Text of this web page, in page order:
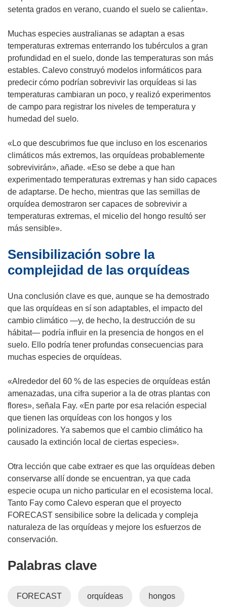
setenta grados en verano, cuando el suelo se calienta».
Muchas especies australianas se adaptan a esas
temperaturas extremas enterrando los tubérculos a gran
profundidad en el suelo, donde las temperaturas son más
estables. Calevo construyó modelos informáticos para
predecir cómo podrían sobrevivir las orquídeas si las
temperaturas cambiaran un poco, y realizó experimentos
de campo para registrar los niveles de temperatura y
humedad del suelo.
«Lo que descubrimos fue que incluso en los escenarios
climáticos más extremos, las orquídeas probablemente
sobrevivirán», añade. «Eso se debe a que han
experimentado temperaturas extremas y han sido capaces
de adaptarse. De hecho, mientras que las semillas de
orquídea demostraron ser capaces de sobrevivir a
temperaturas extremas, el micelio del hongo resultó ser
más sensible».
Sensibilización sobre la
complejidad de las orquídeas
Una conclusión clave es que, aunque se ha demostrado
que las orquídeas en sí son adaptables, el impacto del
cambio climático —y, de hecho, la destrucción de su
hábitat— podría influir en la presencia de hongos en el
suelo. Ello podría tener profundas consecuencias para
muchas especies de orquídeas.
«Alrededor del 60 % de las especies de orquídeas están
amenazadas, una cifra superior a la de otras plantas con
flores», señala Fay. «En parte por esa relación especial
que tienen las orquídeas con los hongos y los
polinizadores. Ya sabemos que el cambio climático ha
causado la extinción local de ciertas especies».
Otra lección que cabe extraer es que las orquídeas deben
conservarse allí donde se encuentran, ya que cada
especie ocupa un nicho particular en el ecosistema local.
Tanto Fay como Calevo esperan que el proyecto
FORECAST sensibilice sobre la delicada y compleja
naturaleza de las orquídeas y mejore los esfuerzos de
conservación.
Palabras clave
FORECAST orquídeas hongos